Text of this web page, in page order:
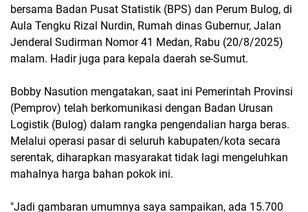
bersama Badan Pusat Statistik (BPS) dan Perum Bulog, di
Aula Tengku Rizal Nurdin, Rumah dinas Gubernur, Jalan
Jenderal Sudirman Nomor 41 Medan, Rabu (20/8/2025)
malam. Hadir juga para kepala daerah se-Sumut.
Bobby Nasution mengatakan, saat ini Pemerintah Provinsi
(Pemprov) telah berkomunikasi dengan Badan Urusan
Logistik (Bulog) dalam rangka pengendalian harga beras.
Melalui operasi pasar di seluruh kabupaten/kota secara
serentak, diharapkan masyarakat tidak lagi mengeluhkan
mahalnya harga bahan pokok ini.
"Jadi gambaran umumnya saya sampaikan, ada 15.700